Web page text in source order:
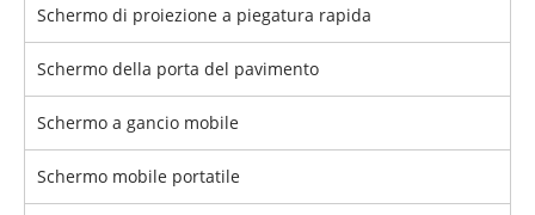
Schermo di proiezione a piegatura rapida
Schermo della porta del pavimento
Schermo a gancio mobile
Schermo mobile portatile